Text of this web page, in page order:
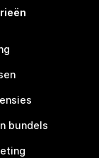
bundels